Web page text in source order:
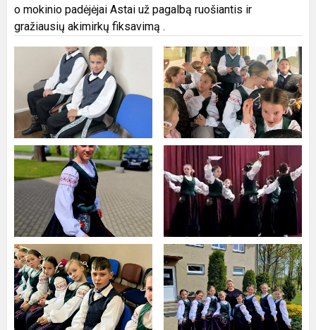
o mokinio padėjėjai Astai už pagalbą ruošiantis ir
gražiausių akimirkų fiksavimą .